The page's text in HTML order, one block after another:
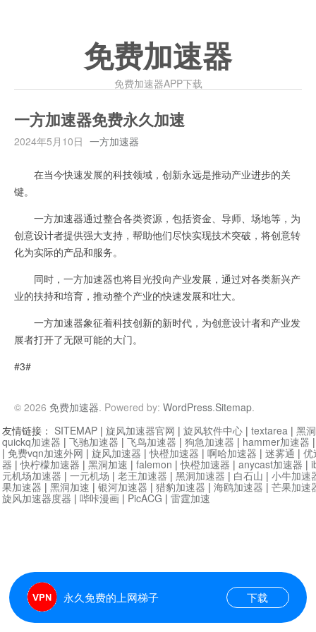
免费加速器
免费加速器APP下载
一方加速器免费永久加速
2024年5月10日 一方加速器
在当今快速发展的科技领域，创新永远是推动产业进步的关
键。
一方加速器通过整合各类资源，包括资金、导师、场地等，为
创意设计者提供强大支持，帮助他们尽快实现技术突破，将创意转
化为实际的产品和服务。
同时，一方加速器也将目光投向产业发展，通过对各类新兴产
业的扶持和培育，推动整个产业的快速发展和壮大。
一方加速器象征着科技创新的新时代，为创意设计者和产业发
展者打开了无限可能的大门。
#3#
© 2026 免费加速器. Powered by: WordPress.Sitemap.
永久免费的上网梯子 下载
友情链接： SITEMAP | 旋风加速器官网 | 旋风软件中心 | textarea | 黑
quickq加速器 | 飞驰加速器 | 飞鸟加速器 | 狗急加速器 | hammer加速器
| 免费vqn加速外网 | 旋风加速器 |快橙加速器 | 啊哈加速器 | 迷雾通 | 优
器 |快柠檬加速器 | 黑洞加速 | falemon |快橙加速器 | anycast加速器 |
元机场加速器 | 一元机场 | 老王加速器 | 黑洞加速器 | 白石山 | 小牛加速
果加速器 | 黑洞加速 | 银河加速器 | 猎豹加速器 | 海鸥加速器 | 芒果加速
旋风加速器度器 | 哔咔漫画 | PicACG | 雷霆加速